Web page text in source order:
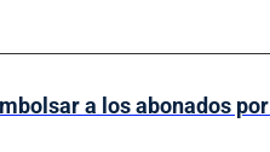
a los abonados